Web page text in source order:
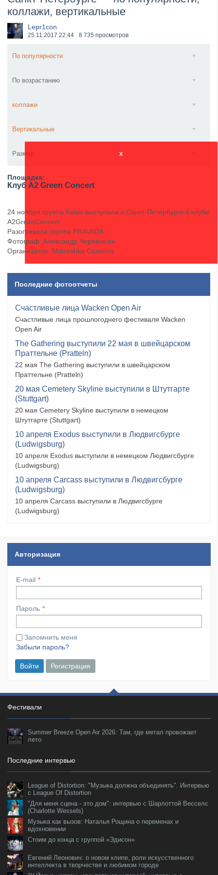
​Anthrax выпустили новый сингл и клип «Everybod...
коллажи, вертикальные
Lepr1con
25.11.2017 22:44 8 735 просмотров
По популярности
По возрастанию
коллажи
Вертикальные
Размер x
Площадка:
Клуб A2 Green Concert
24 ноября группа Kaleo выступила в Санкт-Петербурге в клубе
А2GreenConcert.
Разогревала группа PRAVADA.
Фотограф: Александр Черемисин
Организатор: Matreshka Concerts
Последние фотоотчеты
Счастливые лица Wacken Open Air
Счастливые лица прошлогоднего фестиваля Wacken
Open Air
The Gathering выступили 22 мая в швейцарском
Праттельне (Pratteln)
22 мая The Gathering выступили в швейцарском
Праттельне (Pratteln)
20 мая Cemetery Skyline выступили в Штутгарте
(Stuttgart)
20 мая Cemetery Skyline выступили в немецком
Штутгарте (Stuttgart)
10 апреля Exodus выступили в Людвигсбурге
(Ludwigsburg)
10 апреля Exodus выступили в немецком Людвигсбурге
(Ludwigsburg)
10 апреля Carcass выступили в Людвигсбурге
(Ludwigsburg)
10 апреля Carcass выступили в Людвигсбурге
(Ludwigsburg)
Авторизация
E-mail
Пароль
Запомнить меня
Забыли пароль?
Войти Регистрация
Фестивали
Summer Breeze Open Air 2026: Там, где метал провожает
лето
Последние интервью
League of Distortion: "Музыка должна объединять". Интервью
с League Of Distortion
"Для меня сцена - это дом": интервью с Шарлоттой Весселс
(Charlotte Wessels)
Музыка как вызов: Наталья Рощина о переменах и
вдохновении
Стоим до конца с группой «Эдисон»
Евгений Леонович: о новом клипе, роли искусственного
интеллекта в творчестве и любимом городе